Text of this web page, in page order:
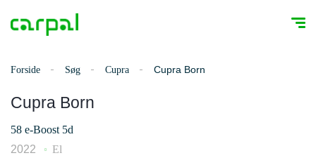
Forside Søg Cupra Cupra Born
Cupra Born
58 e-Boost 5d
2022
El